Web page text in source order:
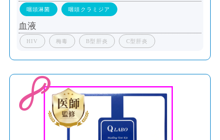
咽頭淋菌 咽頭クラミジア
血液
HIV 梅毒 B型肝炎 C型肝炎
8